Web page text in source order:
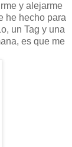
y alejarme
he hecho para
un Tag y una
es que me